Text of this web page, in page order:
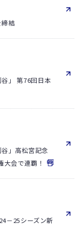
結
」 第76回日本
」高松宮記念
会で連覇！
－25シーズン新